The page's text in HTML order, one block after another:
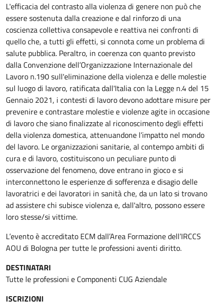
L'efficacia del contrasto alla violenza di genere non può che
essere sostenuta dalla creazione e dal rinforzo di una
coscienza collettiva consapevole e reattiva nei confronti di
quello che, a tutti gli effetti, si connota come un problema di
salute pubblica. Peraltro, in coerenza con quanto previsto
dalla Convenzione dell’Organizzazione Internazionale del
Lavoro n.190 sull'eliminazione della violenza e delle molestie
sul luogo di lavoro, ratificata dall'Italia con la Legge n.4 del 15
Gennaio 2021, i contesti di lavoro devono adottare misure per
prevenire e contrastare molestie e violenze agite in occasione
di lavoro che siano finalizzate al riconoscimento degli effetti
della violenza domestica, attenuandone l’impatto nel mondo
del lavoro. Le organizzazioni sanitarie, al contempo ambiti di
cura e di lavoro, costituiscono un peculiare punto di
osservazione del fenomeno, dove entrano in gioco e si
interconnettono le esperienze di sofferenza e disagio delle
lavoratrici e dei lavoratori in sanità che, da un lato si trovano
ad assistere chi subisce violenza e, dall'altro, possono essere
loro stesse/si vittime.
L’evento è accreditato ECM dall’Area Formazione dell’IRCCS
AOU di Bologna per tutte le professioni aventi diritto.
DESTINATARI
Tutte le professioni e Componenti CUG Aziendale
ISCRIZIONI